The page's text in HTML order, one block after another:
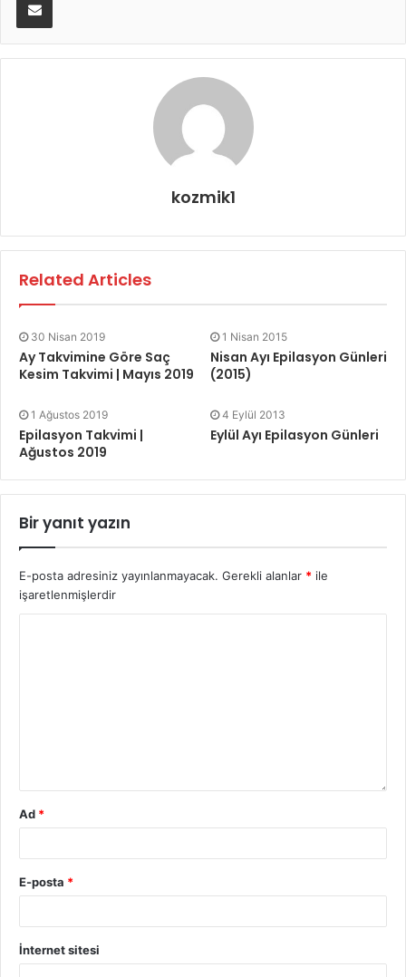
kozmik1
Related Articles
30 Nisan 2019
Ay Takvimine Göre Saç
Kesim Takvimi | Mayıs 2019
1 Nisan 2015
Nisan Ayı Epilasyon Günleri
(2015)
1 Ağustos 2019
Epilasyon Takvimi |
Ağustos 2019
4 Eylül 2013
Eylül Ayı Epilasyon Günleri
Bir yanıt yazın
E-posta adresiniz yayınlanmayacak. Gerekli alanlar * ile
işaretlenmişlerdir
Ad *
E-posta *
İnternet sitesi